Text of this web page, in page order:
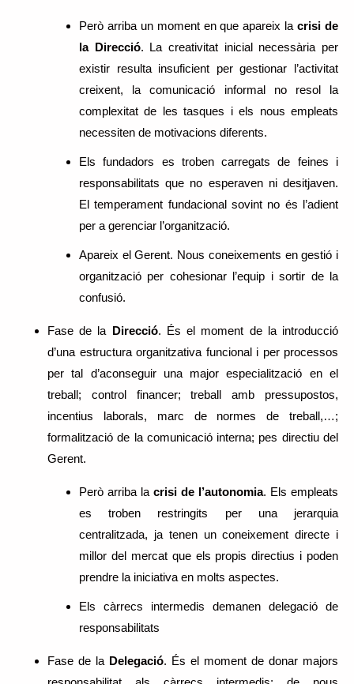
Però arriba un moment en que apareix lacrisi de
la Direcció. La creativitat inicial necessària per
existir resulta insuficient per gestionar l’activitat
creixent, la comunicació informal no resol la
complexitat de les tasques i els nous empleats
necessiten de motivacions diferents.
Els fundadors es troben carregats de feines i
responsabilitats que no esperaven ni desitjaven.
El temperament fundacional sovint no és l’adient
per a gerenciar l’organització.
Apareix el Gerent. Nous coneixements en gestió i
organització per cohesionar l’equip i sortir de la
confusió.
Fase de la Direcció. És el moment de la introducció
d’una estructura organitzativa funcional i per processos
per tal d’aconseguir una major especialització en el
treball; control financer; treball amb pressupostos,
incentius laborals, marc de normes de treball,…;
formalització de la comunicació interna; pes directiu del
Gerent.
Però arriba la crisi de l’autonomia. Els empleats
es troben restringits per una jerarquia
centralitzada, ja tenen un coneixement directe i
millor del mercat que els propis directius i poden
prendre la iniciativa en molts aspectes.
Els càrrecs intermedis demanen delegació de
responsabilitats
Fase de la Delegació. És el moment de donar majors